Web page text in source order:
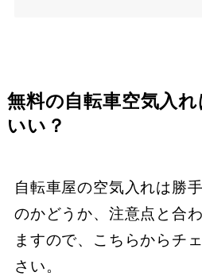
無料の自転車空気入
いい？
自転車屋の空気入れは勝
のかどうか、注意点と合
ますので、こちらからチ
さい。